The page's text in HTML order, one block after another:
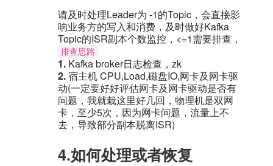
请及时处理Leader为 -1的Topic，会直接影
响业务方的写入和消费，及时做好Kafka
Topic的ISR副本个数监控，<=1需要排查，
排查思路
1.Kafka broker日志检查，zk
2.宿主机 CPU,Load,磁盘IO,网卡及网卡驱
动(一定要好好评估网卡及网卡驱动是否有
问题，我就栽这里好几回，物理机是双网
卡，至少5次，因为网卡问题，流量上不
去，导致部分副本脱离ISR)
4.如何处理或者恢复